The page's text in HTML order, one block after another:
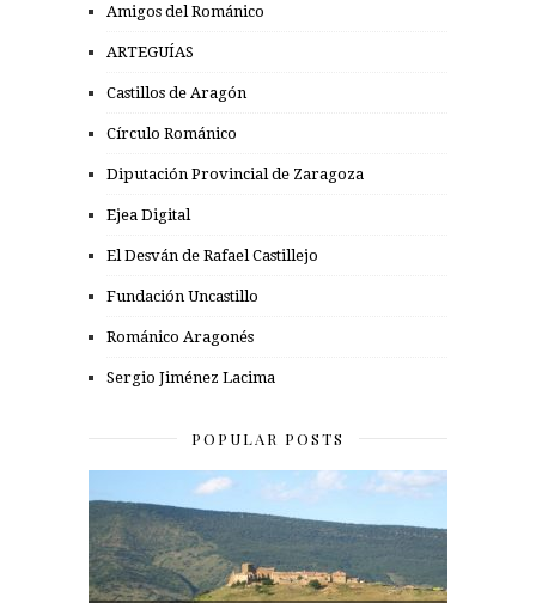
Amigos del Románico
ARTEGUÍAS
Castillos de Aragón
Círculo Románico
Diputación Provincial de Zaragoza
Ejea Digital
El Desván de Rafael Castillejo
Fundación Uncastillo
Románico Aragonés
Sergio Jiménez Lacima
POPULAR POSTS